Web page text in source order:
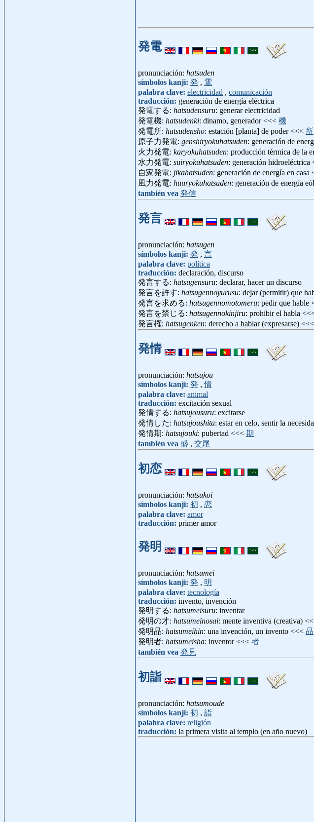
発電
pronunciación: hatsuden
símbolos kanji: 発 , 電
palabra clave: electricidad , comunicación
traducción: generación de energía eléctrica
発電する: hatsudensuru: generar electricidad
発電機: hatsudenki: dinamo, generador <<< 機
発電所: hatsudensho: estación [planta] de poder <<< 所
原子力発電: genshiryokuhatsuden: generación de
火力発電: karyokuhatsuden: producción térmica de la
水力発電: suiryokuhatsuden: generación hidroeléctrica
自家発電: jikahatsuden: generación de energía en casa
風力発電: huuryokuhatsuden: generación de energía
también vea 発信
発言
pronunciación: hatsugen
símbolos kanji: 発 , 言
palabra clave: política
traducción: declaración, discurso
発言する: hatsugensuru: declarar, hacer un discurso
発言を許す: hatsugennoyurusu: dejar (permitir) que
発言を求める: hatsugennomotomeru: pedir que hable
発言を禁じる: hatsugennokinjiru: prohibir el habla
発言権: hatsugenken: derecho a hablar (expresarse) <<<
発情
pronunciación: hatsujou
símbolos kanji: 発 ,情
palabra clave: animal
traducción: excitación sexual
発情する: hatsujousuru: excitarse
発情した: hatsujoushita: estar en celo, sentir la
発情期: hatsujouki: pubertad <<< 期
también vea 盛 , 交尾
初恋
pronunciación: hatsukoi
símbolos kanji: 初 , 恋
palabra clave: amor
traducción: primer amor
発明
pronunciación: hatsumei
símbolos kanji: 発 , 明
palabra clave: tecnología
traducción: invento, invención
発明する: hatsumeisuru: inventar
発明の才: hatsumeinosai: mente inventiva (creativa)
発明品: hatsumeihin: una invención, un invento <<< 品
発明者: hatsumeisha: inventor <<< 者
también vea 発見
初詣
pronunciación: hatsumoude
símbolos kanji: 初 , 詣
palabra clave: religión
traducción: la primera visita al templo (en año nuevo)